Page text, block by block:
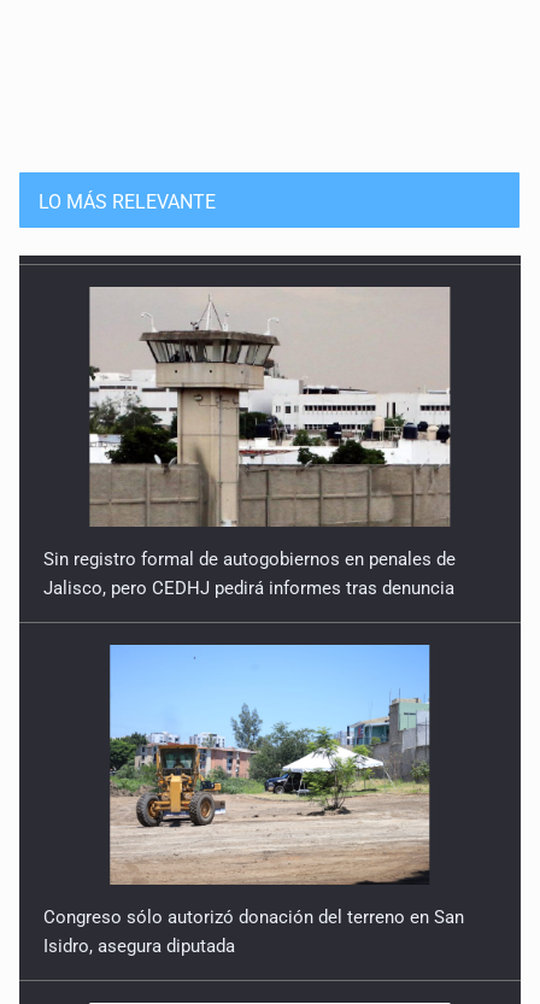
LO MÁS RELEVANTE
Sin registro formal de autogobiernos en penales de
Jalisco, pero CEDHJ pedirá informes tras denuncia
Congreso sólo autorizó donación del terreno en San
Isidro, asegura diputada